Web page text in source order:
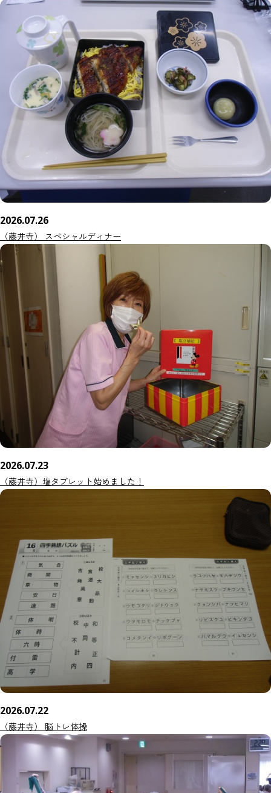
2026.07.26
（藤井寺） スペシャルディナー
2026.07.23
（藤井寺）塩タブレット始めました！
2026.07.22
（藤井寺） 脳トレ体操